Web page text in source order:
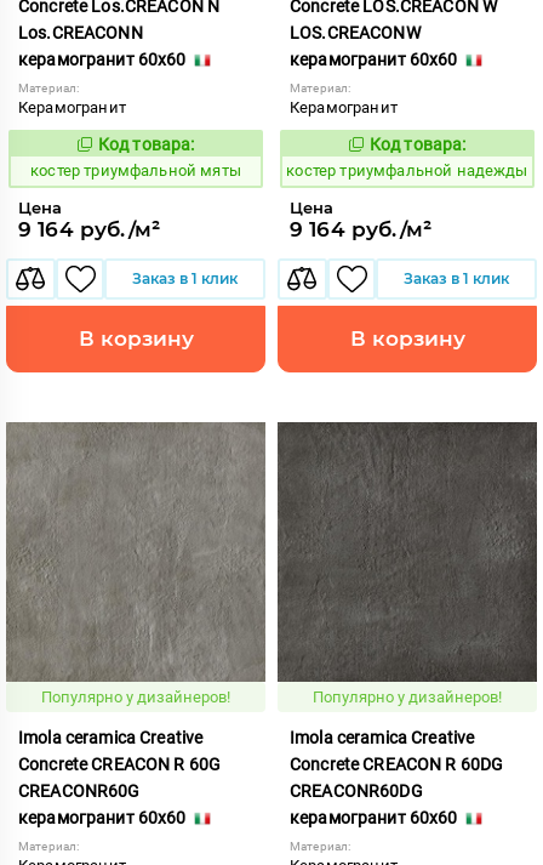
Concrete Los.CREACON N
Los.CREACONN
керамогранит 60x60
Материал:
Керамогранит
809931
Код товара:
костер триумфальной мяты
Цена
9 164 руб./м²
Заказ в 1 клик
В корзину
Concrete LOS.CREACON W
LOS.CREACONW
керамогранит 60x60
Материал:
Керамогранит
809932
Код товара:
костер триумфальной надежды
Цена
9 164 руб./м²
Заказ в 1 клик
В корзину
Популярно у дизайнеров!
Imola ceramica Creative
Concrete CREACON R 60G
CREACONR60G
керамогранит 60x60
Материал:
Популярно у дизайнеров!
Imola ceramica Creative
Concrete CREACON R 60DG
CREACONR60DG
керамогранит 60x60
Материал: